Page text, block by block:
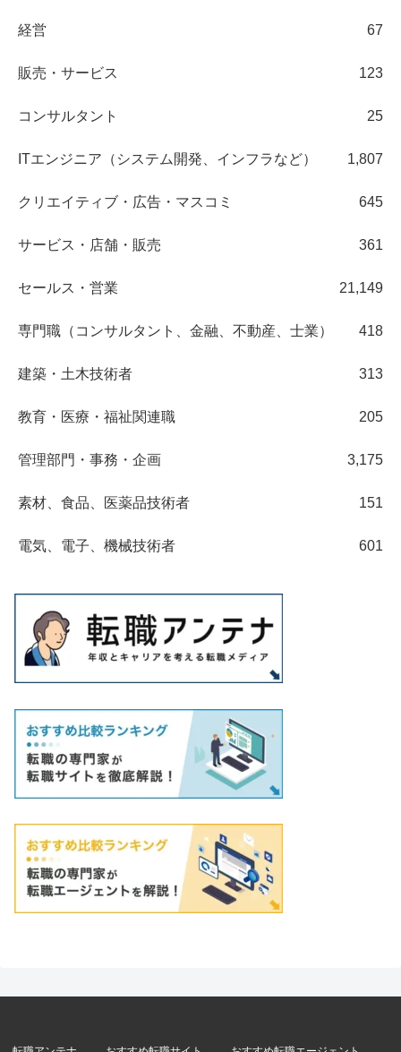
経営 67
販売・サービス 123
コンサルタント 25
ITエンジニア（システム開発、インフラなど） 1,807
クリエイティブ・広告・マスコミ 645
サービス・店舗・販売 361
セールス・営業 21,149
専門職（コンサルタント、金融、不動産、士業） 418
建築・土木技術者 313
教育・医療・福祉関連職 205
管理部門・事務・企画 3,175
素材、食品、医薬品技術者 151
電気、電子、機械技術者 601